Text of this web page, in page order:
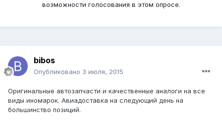
возможности голосования в этом опросе.
bibos
Опубликовано 3 июля, 2015
Оригинальные автозапчасти и качественные аналоги на все
виды иномарок. Авиадоставка на следующий день на
большинство позиций.